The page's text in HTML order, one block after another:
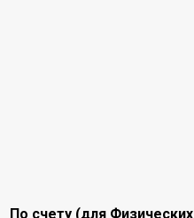
По счету (для Физических